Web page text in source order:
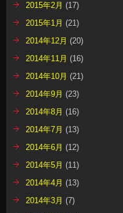
2015年2月 (17)
2015年1月 (21)
2014年12月 (20)
2014年11月 (16)
2014年10月 (21)
2014年9月 (23)
2014年8月 (16)
2014年7月 (13)
2014年6月 (12)
2014年5月 (11)
2014年4月 (13)
2014年3月 (7)